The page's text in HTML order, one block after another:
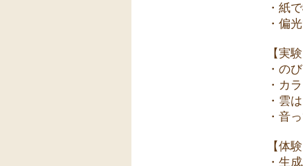
・紙
・偏
【実験
・の
・カ
・雲
・音
【体験
・生